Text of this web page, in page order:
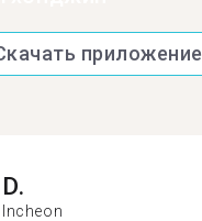
приложение
D.
Incheon